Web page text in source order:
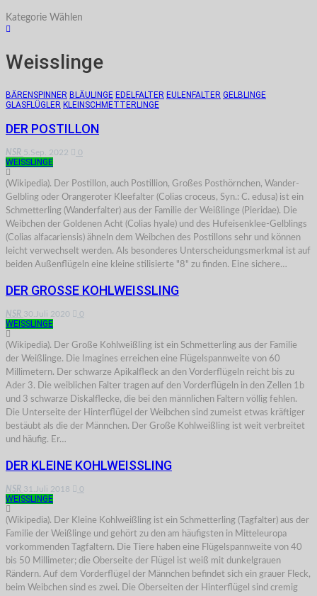
Kategorie Wählen
Weisslinge
BÄRENSPINNER BLÄULINGE EDELFALTER EULENFALTER GELBLINGE
GLASFLÜGLER KLEINSCHMETTERLINGE
DER POSTILLON
NSR 5.Sep. 2022 0
WEISSLINGE
(Wikipedia). Der Postillon, auch Postillion, Großes Posthörnchen, Wander-
Gelbling oder Orangeroter Kleefalter (Colias croceus, Syn.: C. edusa) ist ein
Schmetterling (Wanderfalter) aus der Familie der Weißlinge (Pieridae). Die
Weibchen der Goldenen Acht (Colias hyale) und des Hufeisenklee-Gelblings
(Colias alfacariensis) ähneln dem Weibchen des Postillons sehr und können
leicht verwechselt werden. Als besonderes Unterscheidungsmerkmal ist auf
beiden Außenflügeln eine kleine stilisierte "8" zu finden. Eine sichere…
DER GROSSE KOHLWEISSLING
NSR 30.Juli 2020 0
WEISSLINGE
(Wikipedia). Der Große Kohlweißling ist ein Schmetterling aus der Familie
der Weißlinge. Die Imagines erreichen eine Flügelspannweite von 60
Millimetern. Der schwarze Apikalfleck an den Vorderflügeln reicht bis zu
Ader 3. Die weiblichen Falter tragen auf den Vorderflügeln in den Zellen 1b
und 3 schwarze Diskalflecke, die bei den männlichen Faltern völlig fehlen.
Die Unterseite der Hinterflügel der Weibchen sind zumeist etwas kräftiger
bestäubt als die der Männchen. Der Große Kohlweißling ist weit verbreitet
und häufig. Er…
DER KLEINE KOHLWEISSLING
NSR 31.Juli 2018 0
WEISSLINGE
(Wikipedia). Der Kleine Kohlweißling ist ein Schmetterling (Tagfalter) aus der
Familie der Weißlinge und gehört zu den am häufigsten in Mitteleuropa
vorkommenden Tagfaltern. Die Tiere haben eine Flügelspannweite von 40
bis 50 Millimeter; die Oberseite der Flügel ist weiß mit dunkelgrauen
Rändern. Auf dem Vorderflügel der Männchen befindet sich ein grauer Fleck,
beim Weibchen sind es zwei. Die Oberseiten der Hinterflügel sind cremig